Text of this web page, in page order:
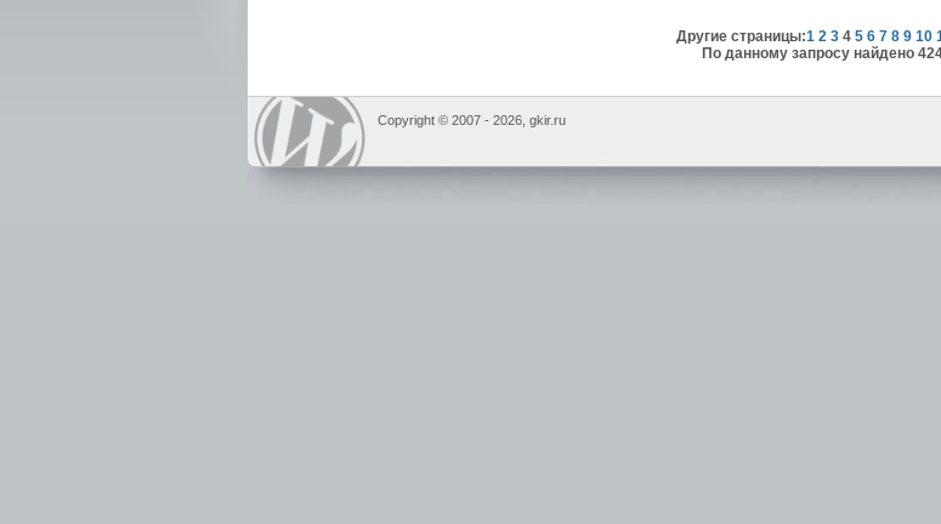
Другие страницы:1 2 34 5 6 7 8 9 10
По данному запросу найдено
Copyright © 2007 - 2026, gkir.ru